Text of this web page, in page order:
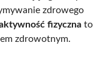
zdrowego
fizyczna to
zdrowotnym.